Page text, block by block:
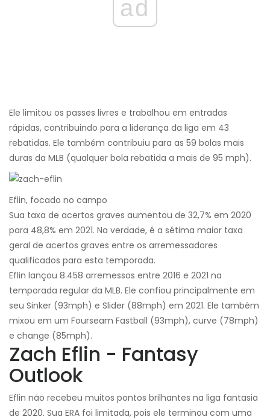
ad
Ele limitou os passes livres e trabalhou em entradas
rápidas, contribuindo para a liderança da liga em 43
rebatidas. Ele também contribuiu para as 59 bolas mais
duras da MLB (qualquer bola rebatida a mais de 95 mph).
Eflin, focado no campo
Sua taxa de acertos graves aumentou de 32,7% em 2020
para 48,8% em 2021. Na verdade, é a sétima maior taxa
geral de acertos graves entre os arremessadores
qualificados para esta temporada.
Eflin lançou 8.458 arremessos entre 2016 e 2021 na
temporada regular da MLB. Ele confiou principalmente em
seu Sinker (93mph) e Slider (88mph) em 2021. Ele também
mixou em um Fourseam Fastball (93mph), curve (78mph)
e change (85mph).
Zach Eflin - Fantasy
Outlook
Eflin não recebeu muitos pontos brilhantes na liga fantasia
de 2020. Sua ERA foi limitada, pois ele terminou com uma